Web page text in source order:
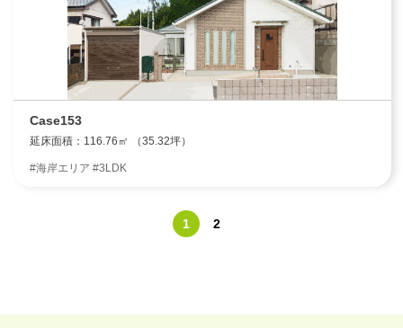
Case153
延床面積：116.76㎡ （35.32坪）
#海岸エリア #3LDK
1 2